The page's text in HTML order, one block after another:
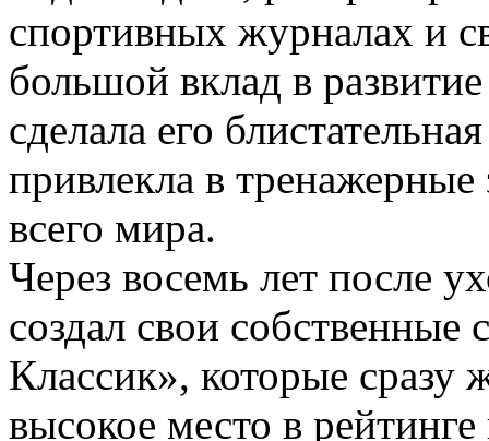
спортивных журналах и
большой вклад в
сделала его
привлекла в
всего мира.
Через восемь лет после
создал свои
Классик», которые сразу
высокое место в